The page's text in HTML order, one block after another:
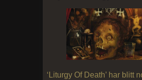
‘Liturgy Of Death’ har blitt